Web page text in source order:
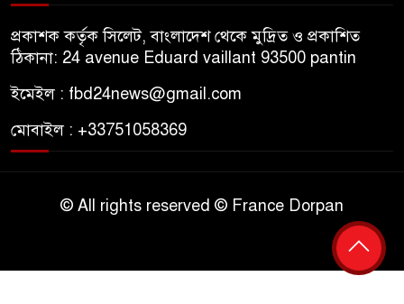
প্রকাশক কর্তৃক সিলেট, বাংলাদেশ থেকে মুদ্রিত ও প্রকাশিত
ঠিকানা: 24 avenue Eduard vaillant 93500 pantin
ইমেইল : fbd24news@gmail.com
মোবাইল : +33751058369
© All rights reserved © France Dorpan